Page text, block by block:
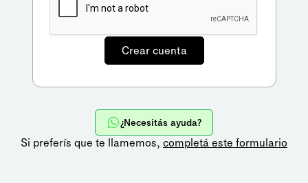
¿Necesitás ayuda?
Si preferís que te llamemos, completá este formulario